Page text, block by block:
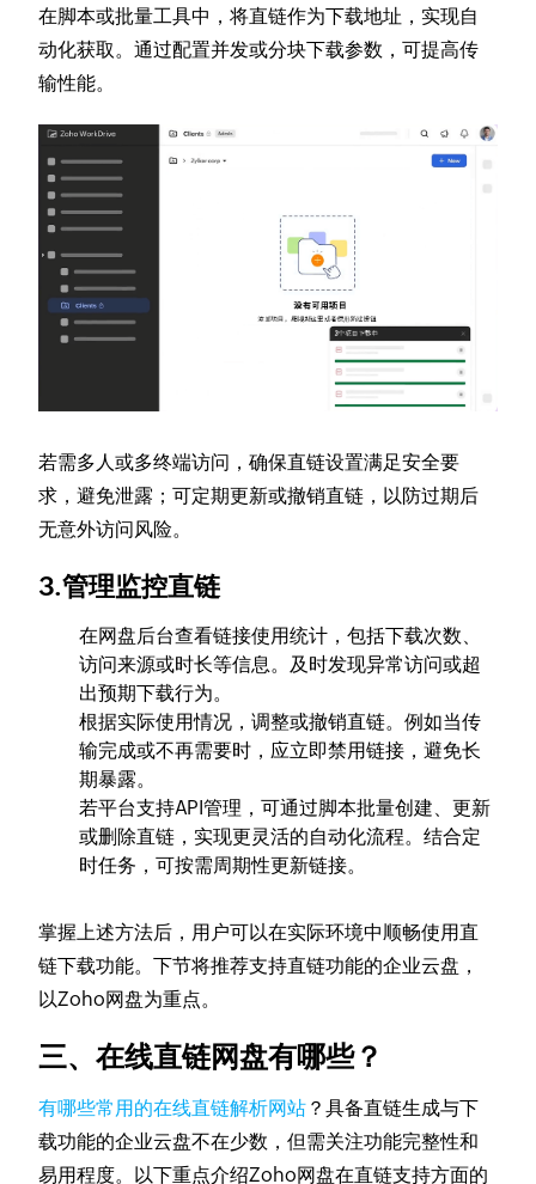
在脚本或批量工具中，将直链作为下载地址，实现自
动化获取。通过配置并发或分块下载参数，可提高传
输性能。
若需多人或多终端访问，确保直链设置满足安全要
求，避免泄露；可定期更新或撤销直链，以防过期后
无意外访问风险。
3.管理监控直链
在网盘后台查看链接使用统计，包括下载次数、
访问来源或时长等信息。及时发现异常访问或超
出预期下载行为。
根据实际使用情况，调整或撤销直链。例如当传
输完成或不再需要时，应立即禁用链接，避免长
期暴露。
若平台支持API管理，可通过脚本批量创建、更新
或删除直链，实现更灵活的自动化流程。结合定
时任务，可按需周期性更新链接。
掌握上述方法后，用户可以在实际环境中顺畅使用直
链下载功能。下节将推荐支持直链功能的企业云盘，
以Zoho网盘为重点。
三、在线直链网盘有哪些？
有哪些常用的在线直链解析网站 ？具备直链生成与下
载功能的企业云盘不在少数，但需关注功能完整性和
易用程度。以下重点介绍Zoho网盘在直链支持方面的